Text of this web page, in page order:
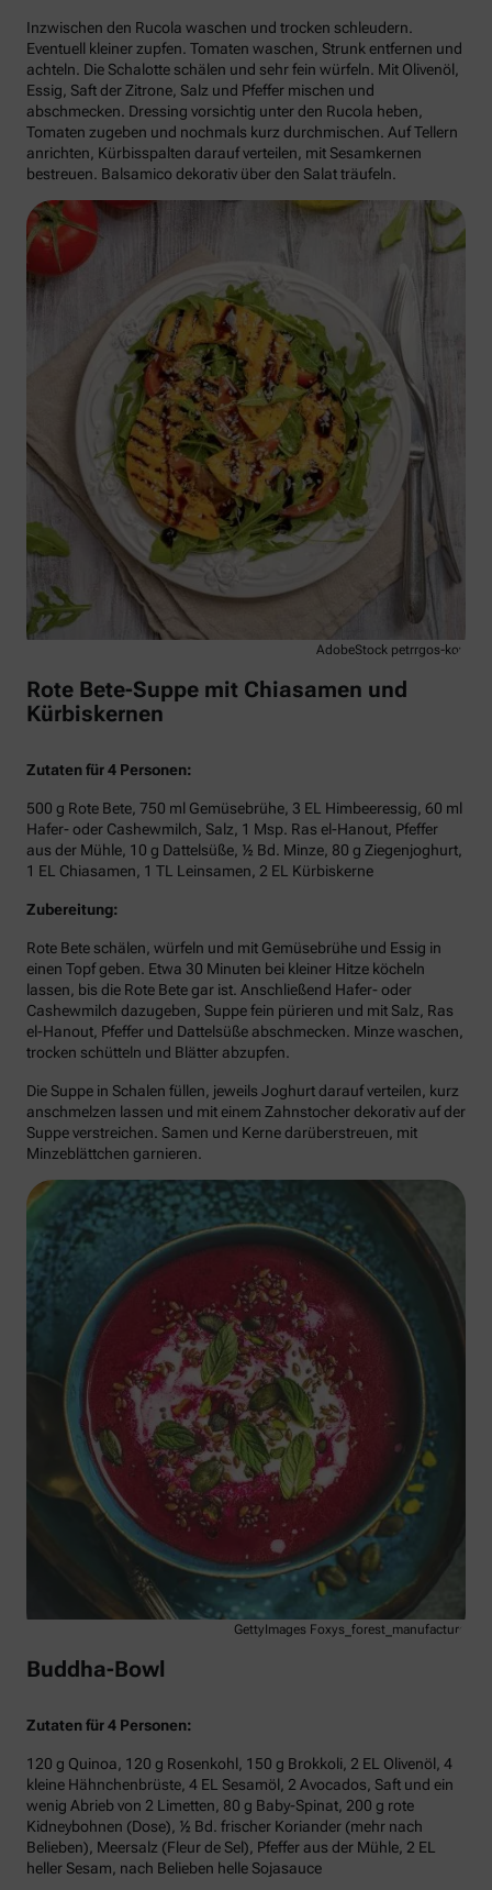
Inzwischen den Rucola waschen und trocken schleudern.
Eventuell kleiner zupfen. Tomaten waschen, Strunk entfernen und
achteln. Die Schalotte schälen und sehr fein würfeln. Mit Olivenöl,
Essig, Saft der Zitrone, Salz und Pfeffer mischen und
abschmecken. Dressing vorsichtig unter den Rucola heben,
Tomaten zugeben und nochmals kurz durchmischen. Auf Tellern
anrichten, Kürbisspalten darauf verteilen, mit Sesamkernen
bestreuen. Balsamico dekorativ über den Salat träufeln.
AdobeStock petrrgos-kov
Rote Bete-Suppe mit Chiasamen und
Kürbiskernen
Zutaten für 4 Personen:
500 g Rote Bete, 750 ml Gemüsebrühe, 3 EL Himbeeressig, 60 ml
Hafer- oder Cashewmilch, Salz, 1 Msp. Ras el-Hanout, Pfeffer
aus der Mühle, 10 g Dattelsüße, ½ Bd. Minze, 80 g Ziegenjoghurt,
1 EL Chiasamen, 1 TL Leinsamen, 2 EL Kürbiskerne
Zubereitung:
Rote Bete schälen, würfeln und mit Gemüsebrühe und Essig in
einen Topf geben. Etwa 30 Minuten bei kleiner Hitze köcheln
lassen, bis die Rote Bete gar ist. Anschließend Hafer- oder
Cashewmilch dazugeben, Suppe fein pürieren und mit Salz, Ras
el-Hanout, Pfeffer und Dattelsüße abschmecken. Minze waschen,
trocken schütteln und Blätter abzupfen.
Die Suppe in Schalen füllen, jeweils Joghurt darauf verteilen, kurz
anschmelzen lassen und mit einem Zahnstocher dekorativ auf der
Suppe verstreichen. Samen und Kerne darüberstreuen, mit
Minzeblättchen garnieren.
GettyImages Foxys_forest_manufacture
Buddha-Bowl
Zutaten für 4 Personen:
120 g Quinoa, 120 g Rosenkohl, 150 g Brokkoli, 2 EL Olivenöl, 4
kleine Hähnchenbrüste, 4 EL Sesamöl, 2 Avocados, Saft und ein
wenig Abrieb von 2 Limetten, 80 g Baby-Spinat, 200 g rote
Kidneybohnen (Dose), ½ Bd. frischer Koriander (mehr nach
Belieben), Meersalz (Fleur de Sel), Pfeffer aus der Mühle, 2 EL
heller Sesam, nach Belieben helle Sojasauce